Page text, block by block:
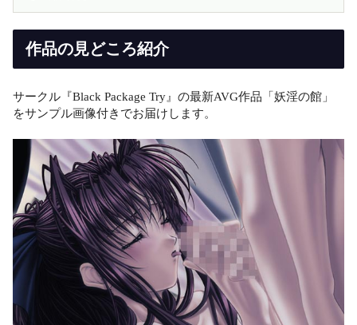
作品の見どころ紹介
サークル『Black Package Try』の最新AVG作品「妖淫の館」
をサンプル画像付きでお届けします。